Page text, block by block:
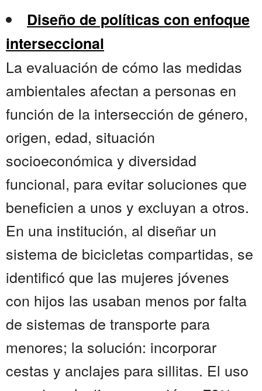
Diseño de políticas con enfoque
interseccional
La evaluación de cómo las medidas
ambientales afectan a personas en
función de la intersección de género,
origen, edad, situación
socioeconómica y diversidad
funcional, para evitar soluciones que
beneficien a unos y excluyan a otros.
En una institución, al diseñar un
sistema de bicicletas compartidas, se
identificó que las mujeres jóvenes
con hijos las usaban menos por falta
de sistemas de transporte para
menores; la solución: incorporar
cestas y anclajes para sillitas. El uso